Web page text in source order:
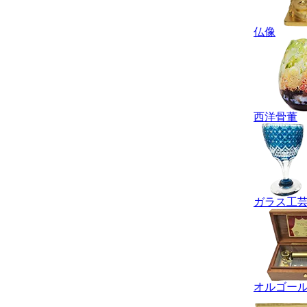
仏像
西洋骨董
ガラス工
オルゴー